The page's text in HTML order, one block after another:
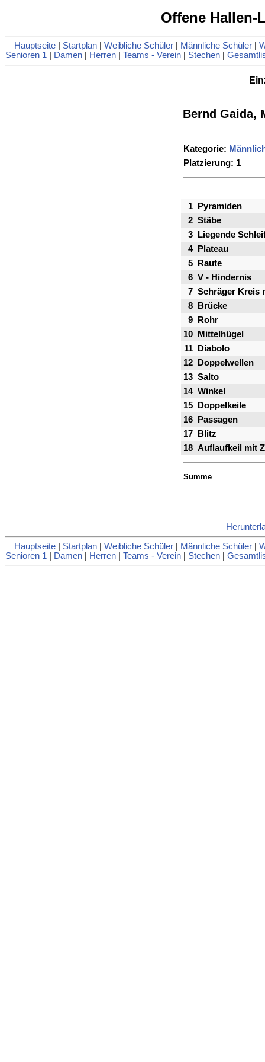
Offene Hallen-
Hauptseite Startplan Weibliche Schüler Männliche Schüler
Senioren 1
Damen Herren Teams - Verein Stechen
Bernd Gaida,
Kategorie:
Platzierung: 1
1
Pyramiden
2 Stäbe
3
Liegende
4
Plateau
5
Raute
6 V - Hindernis
7 Schräger Kreis
8
Brücke
9
Rohr
10
Mittelhügel
11
Diabolo
12
Doppelwellen
13 Salto
14 Winkel
15
Doppelkeile
16
Passagen
17
Blitz
18 Auflaufkeil mit
Summe
Hauptseite Startplan Weibliche Schüler Männliche Schüler
Senioren 1
Damen Herren Teams - Verein Stechen